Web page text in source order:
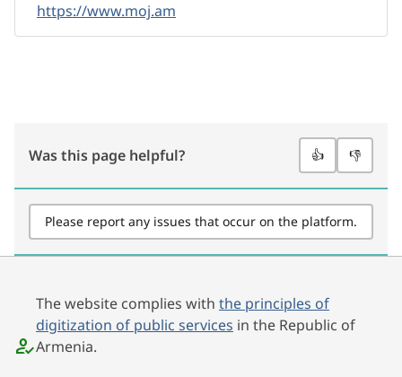
https://www.moj.am
Was this page helpful? 👍 👎
Please report any issues that occur on the platform.
The website complies with the principles of
digitization of public services in the Republic of
Armenia.